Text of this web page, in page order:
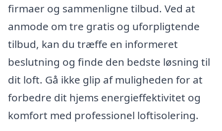
firmaer og sammenligne tilbud. Ved at
anmode om tre gratis og uforpligtende
tilbud, kan du træffe en informeret
beslutning og finde den bedste løsning til
dit loft. Gå ikke glip af muligheden for at
forbedre dit hjems energieffektivitet og
komfort med professionel loftisolering.